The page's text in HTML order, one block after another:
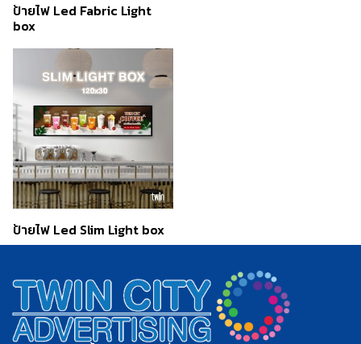
ป้ายไฟ Led Fabric Light
box
ป้ายไฟ Led Slim Light box